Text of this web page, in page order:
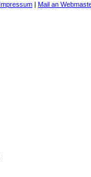
Impressum Mail an